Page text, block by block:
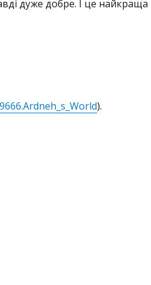
дуже добре. І це найкраща
).